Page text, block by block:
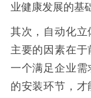
业健康发展的基
其次，自动化立
主要的因素在
一个满足企业
的安装环节，